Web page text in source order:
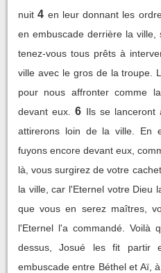
nuit 4 en leur donnant les
en embuscade derrière la
tenez-vous tous prêts à
ville avec le gros de la troupe.
pour nous affronter comme
devant eux.
6 Ils se lanceront
attirerons loin de la ville. En
fuyons encore devant eux,
là, vous surgirez de votre
la ville, car l'Eternel votre Dieu
que vous en serez maîtres,
l'Eternel l'a commandé. Voilà
dessus, Josué les fit partir
embuscade entre Béthel et Aï,